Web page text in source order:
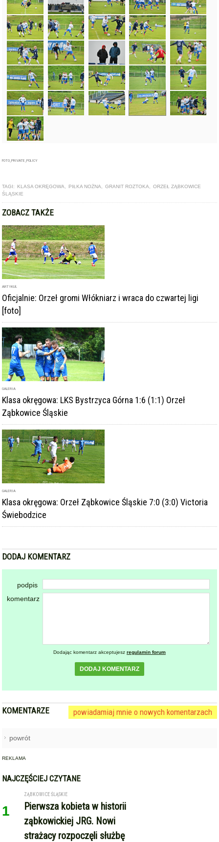
FOTO_PRIVATE_POLICY
TAGI: KLASA OKRĘGOWA PIŁKA NOŻNA GRANIT ROZTOKA
ORZEŁ ZĄBKOWICE
ŚLĄSKIE
ZOBACZ TAKŻE
ARTYKUŁ
Oficjalnie: Orzeł gromi Włókniarz i wraca do czwartej ligi
[foto]
GALERIA
Klasa okręgowa: LKS Bystrzyca Górna 1:6 (1:1) Orzeł
Ząbkowice Śląskie
GALERIA
Klasa okręgowa: Orzeł Ząbkowice Śląskie 7:0 (3:0) Victoria
Świebodzice
DODAJ KOMENTARZ
podpis
komentarz
Dodając komentarz akceptujesz regulamin forum
DODAJ KOMENTARZ
KOMENTARZE powiadamiaj mnie o nowych komentarzach
powrót
REKLAMA
NAJCZĘŚCIEJ CZYTANE
1
ZĄBKOWICE ŚLĄSKIE
Pierwsza kobieta w historii
ząbkowickiej JRG. Nowi
strażacy rozpoczęli służbę